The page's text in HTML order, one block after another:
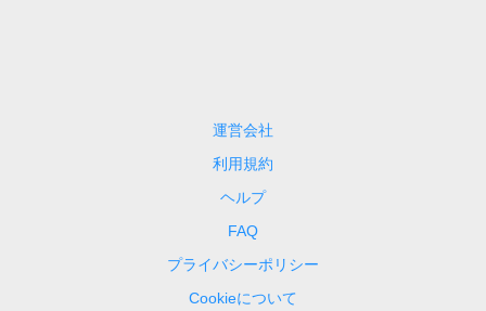
運営会社
利用規約
ヘルプ
FAQ
プライバシーポリシー
Cookieについて